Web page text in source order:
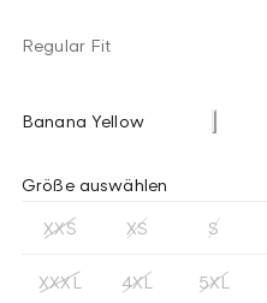
Regular Fit
Banana Yellow
Größe auswählen
XXS XS S
XXXL 4XL 5XL